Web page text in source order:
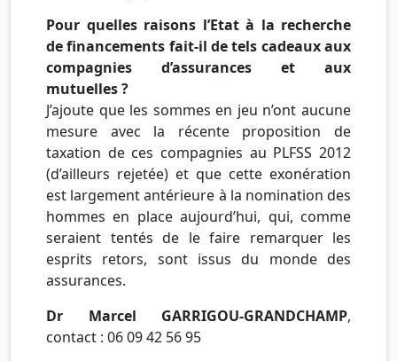
Pour quelles raisons l’Etat à la recherche
de financements fait-il de tels cadeaux aux
compagnies d’assurances et aux
mutuelles ?
J’ajoute que les sommes en jeu n’ont aucune
mesure avec la récente proposition de
taxation de ces compagnies au PLFSS 2012
(d’ailleurs rejetée) et que cette exonération
est largement antérieure à la nomination des
hommes en place aujourd’hui, qui, comme
seraient tentés de le faire remarquer les
esprits retors, sont issus du monde des
assurances.
Dr Marcel GARRIGOU-GRANDCHAMP,
contact : 06 09 42 56 95